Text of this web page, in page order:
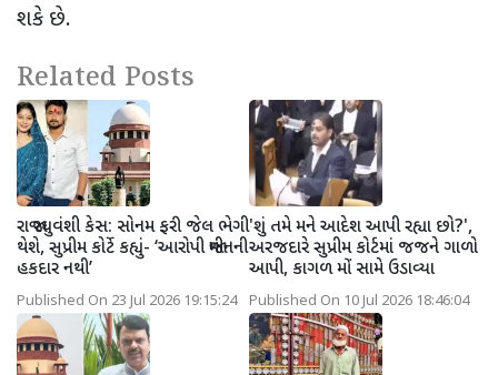
શકે છે.
Related Posts
રાજા રઘુવંશી કેસ: સોનમ ફરી જેલ ભેગી
થેશે, સુપ્રીમ કોર્ટે કહ્યું- ‘આરોપી જામીનની
હકદાર નથી’
Published On 23 Jul 2026 19:15:24
'શું તમે મને આદેશ આપી રહ્યા છો?',
અરજદારે સુપ્રીમ કોર્ટમાં જજને ગાળો
આપી, કાગળ મોં સામે ઉડાવ્યા
Published On 10 Jul 2026 18:46:04